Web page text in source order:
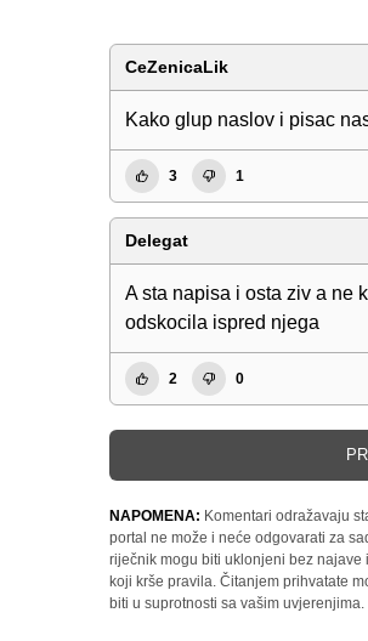
CeZenicaLik
Kako glup naslov i pisac
3 1
Delegat
A sta napisa i osta ziv a ne
odskocila ispred njega
2 0
NAPOMENA: Komentari odražavaju
portal ne može i neće odgovarati za
riječnik mogu biti uklonjeni bez
koji krše pravila. Čitanjem prihvatate
biti u suprotnosti sa vašim uvjerenjima.